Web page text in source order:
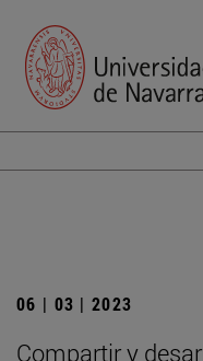
06 | 03 | 2023
Compartir y